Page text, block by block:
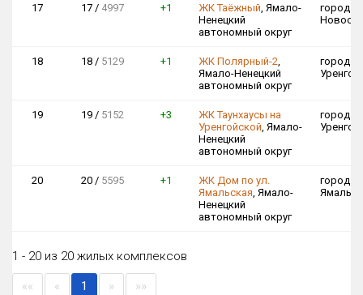
17 17 / 4997 +1 ЖК Таёжный, Ямало-
Ненецкий
автономный округ
город
18 18 / 5129 +1 ЖК Полярный-2,
Ямало-Ненецкий
автономный округ
город
19 19 / 5152 +3
ЖК Таунхаусы на
Уренгойской, Ямало-
Ненецкий
автономный округ
город
20 20 / 5595 +1
ЖК Дом по ул.
Ямальская, Ямало-
Ненецкий
автономный округ
город
1 - 20 из 20 жилых комплексов
«« « 1 » »»